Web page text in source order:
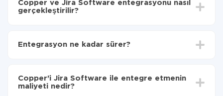
Copper ve Jira Software entegrasyonu nasıl
gerçekleştirilir?
aktarılacağını seçin
Software'ye aktarılacaktır.
Entegrasyon ne kadar sürer?
olarak, 10-15 dakika sürer.
Copper'i Jira Software ile entegre etmenin
maliyeti nedir?